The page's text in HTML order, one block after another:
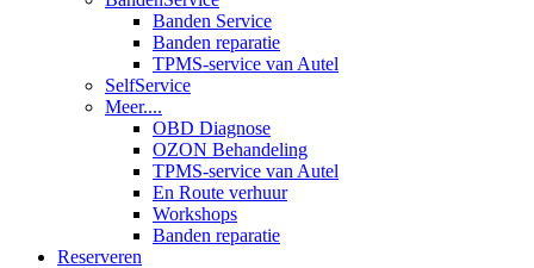
Banden Service
Banden reparatie
TPMS-service van Autel
SelfService
Meer....
OBD Diagnose
OZON Behandeling
TPMS-service van Autel
En Route verhuur
Workshops
Banden reparatie
Reserveren